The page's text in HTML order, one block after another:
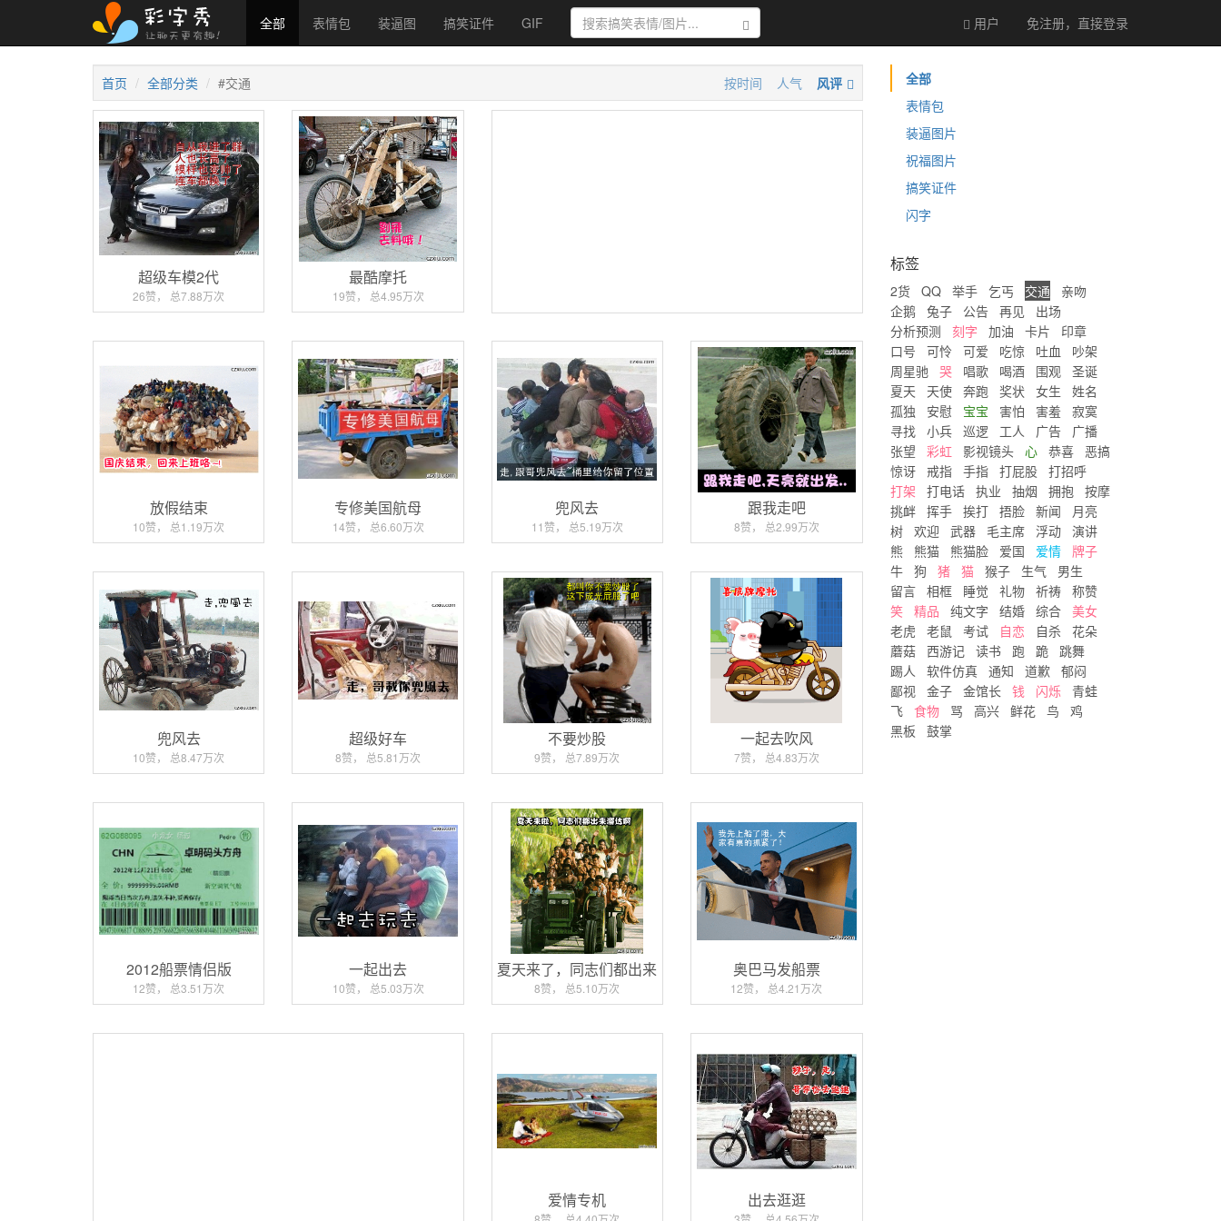
全部 表情包 装逼图 搞笑证件 GIF 搜索 用户 免注册，直接登录
首页 全部分类 #交通 按时间 人气 风评
超级车模2代
26赞， 总7.88万次
最酷摩托
19赞， 总4.95万次
放假结束
10赞， 总1.19万次
专修美国航母
14赞， 总6.60万次
兜风去
11赞， 总5.19万次
跟我走吧
8赞， 总2.99万次
兜风去
10赞， 总8.47万次
超级好车
8赞， 总5.81万次
不要炒股
9赞， 总7.89万次
一起去吹风
7赞， 总4.83万次
2012船票情侣版
12赞， 总3.51万次
一起出去
10赞， 总5.03万次
夏天来了，同志们都出来
溜达
8赞， 总5.10万次
奥巴马发船票
12赞， 总4.21万次
爱情专机 出去逛逛
全部
表情包
装逼图片
祝福图片
搞笑证件
闪字
标签
2货 QQ 举手 乞丐 交通
亲吻
企鹅
兔子 公告 再见
出场
分析预测
刻字 加油 卡片
印章
口号
可怜 可爱 吃惊 吐血
吵架
周星驰
哭 唱歌 喝酒 围观
圣诞
夏天
天使 奔跑 奖状 女生
姓名
孤独
安慰 宝宝 害怕 害羞
寂寞
寻找
小兵 巡逻 工人 广告
广播
张望
彩虹 影视镜头 心 恭喜
恶搞
惊讶
戒指 手指 打屁股
打招呼
打架
打电话 执业 抽烟 拥抱
按摩
挑衅
挥手 挨打 捂脸 新闻
月亮
树
欢迎 武器 毛主席 浮动
演讲
熊
熊猫 熊猫脸 爱国 爱情
牌子
牛
狗 猪 猫 猴子 生气
男生
留言
相框 睡觉 礼物 祈祷
称赞
笑
精品 纯文字 结婚 综合
美女
老虎
老鼠 考试 自恋 自杀
花朵
蘑菇
西游记 读书 跑 跪
跳舞
踢人
软件仿真 通知 道歉
郁闷
鄙视
金子 金馆长 钱 闪烁
青蛙
飞
食物 骂 高兴 鲜花 鸟
鸡
黑板
鼓掌